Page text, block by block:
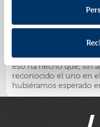
Enseguida se dio
amiga Verónica, me
yo, dos personas
no tener que dar
que ponernos de
eso ha hecho que, sin
reconocido el uno en
hubiéramos esperado